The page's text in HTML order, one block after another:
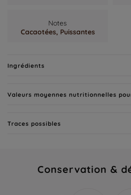
Notes
Cacaotées, Puissantes
Ingrédients
Valeurs moyennes nutritionnelles
Traces possibles
Conservation &